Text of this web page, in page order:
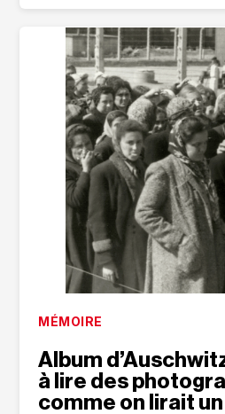
MÉMOIRE
Album
à lire des
comme on lirait